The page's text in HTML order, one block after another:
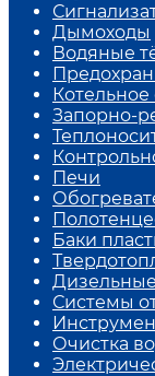
Дымоходы
Водяные
Запорно-
Печи
Баки
Системы
Очистка